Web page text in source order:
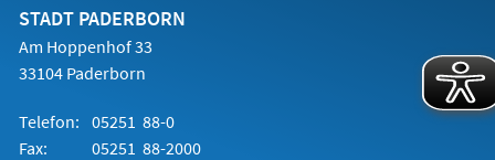
STADT PADERBORN
Am Hoppenhof 33
33104 Paderborn
Telefon: 05251 88-0
Fax:
05251 88-2000